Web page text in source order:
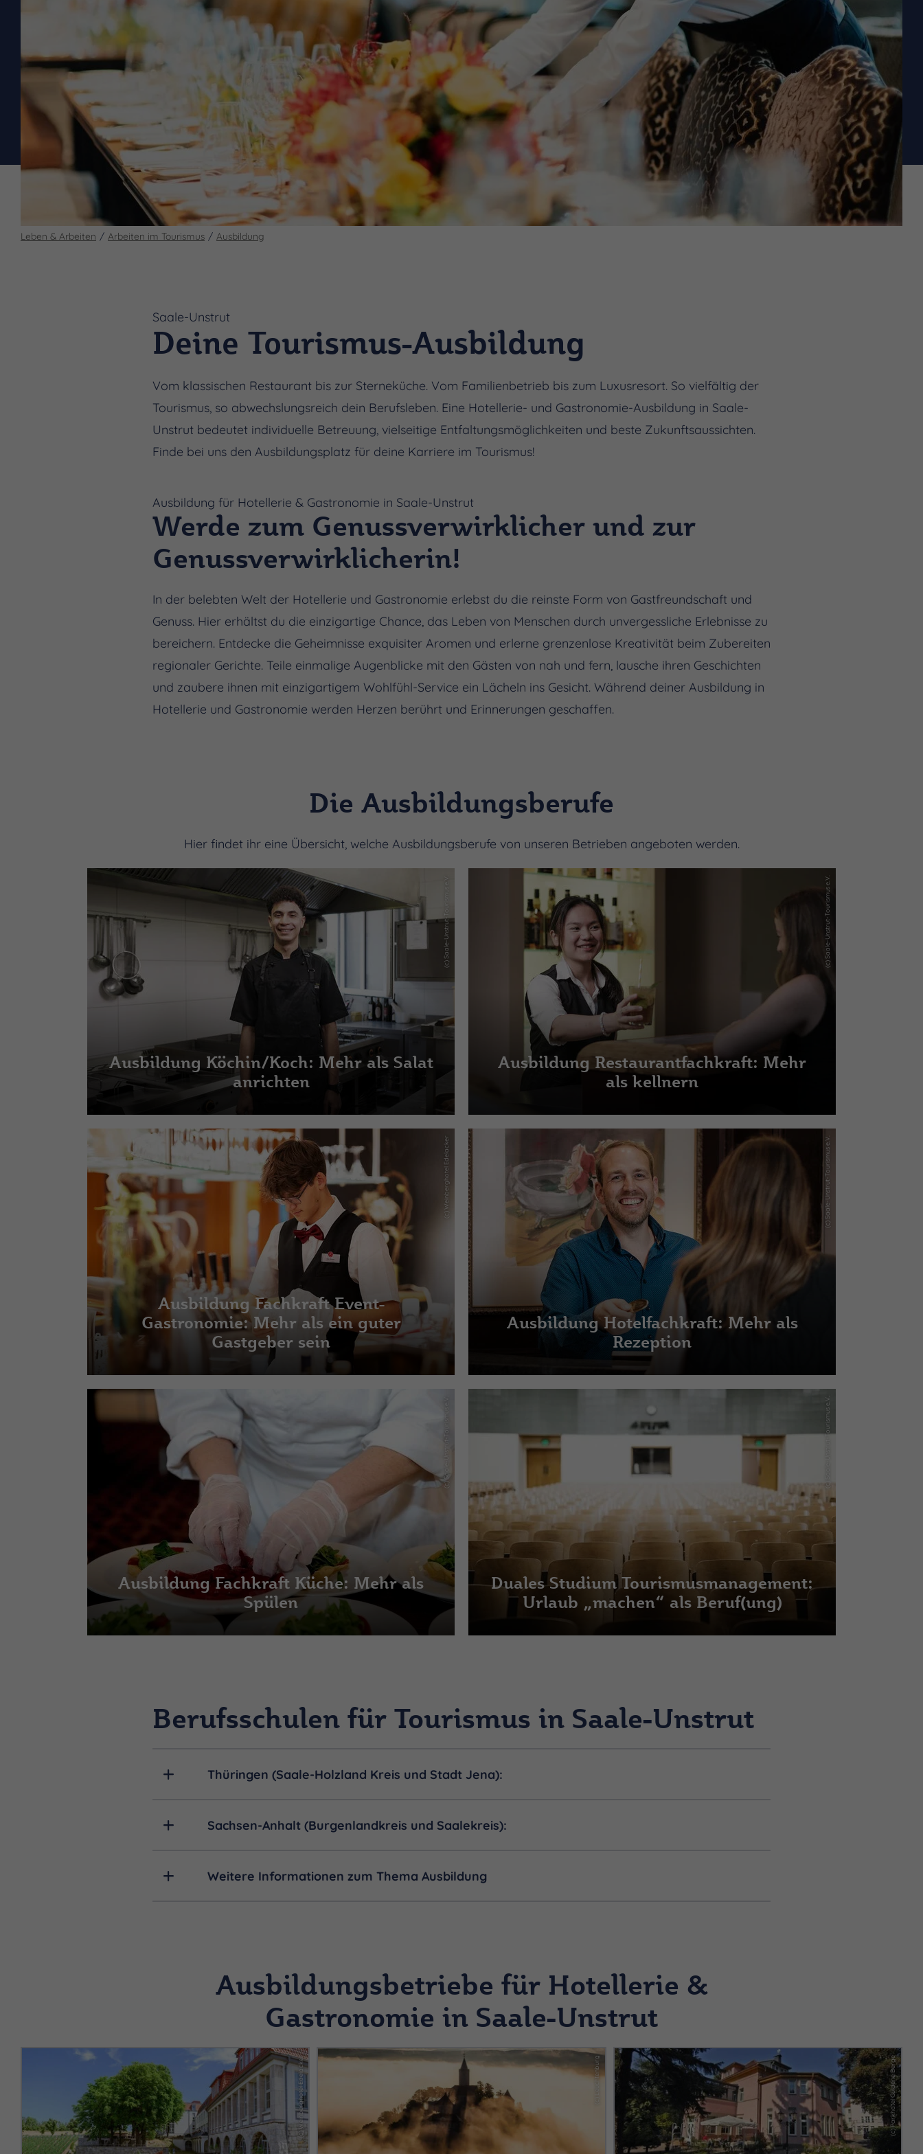
Leben & Arbeiten Arbeiten im Tourismus Ausbildung
Saale-Unstrut
Deine Tourismus-Ausbildung
Vom klassischen Restaurant bis zur Sterneküche. Vom Familienbetrieb bis zum Luxusresort. So vielfältig der
Tourismus, so abwechslungsreich dein Berufsleben. Eine Hotellerie- und Gastronomie-Ausbildung in Saale-
Unstrut bedeutet individuelle Betreuung, vielseitige Entfaltungsmöglichkeiten und beste Zukunftsaussichten.
Finde bei uns den Ausbildungsplatz für deine Karriere im Tourismus!
Ausbildung für Hotellerie & Gastronomie in Saale-Unstrut
Werde zum Genussverwirklicher und zur
Genussverwirklicherin!
In der belebten Welt der Hotellerie und Gastronomie erlebst du die reinste Form von Gastfreundschaft und
Genuss. Hier erhältst du die einzigartige Chance, das Leben von Menschen durch unvergessliche Erlebnisse zu
bereichern. Entdecke die Geheimnisse exquisiter Aromen und erlerne grenzenlose Kreativität beim Zubereiten
regionaler Gerichte. Teile einmalige Augenblicke mit den Gästen von nah und fern, lausche ihren Geschichten
und zaubere ihnen mit einzigartigem Wohlfühl-Service ein Lächeln ins Gesicht. Während deiner Ausbildung in
Hotellerie und Gastronomie werden Herzen berührt und Erinnerungen geschaffen.
Die Ausbildungsberufe
Hier findet ihr eine Übersicht, welche Ausbildungsberufe von unseren Betrieben angeboten werden.
(c) Saale-Unstrut-Tourismus e.V.
Ausbildung Köchin/Koch: Mehr als Salat
anrichten
(c) Saale-Unstrut-Tourismus e.V.
Ausbildung Restaurantfachkraft: Mehr
als kellnern
(c) Weinberghotel Edelacker
Ausbildung Fachkraft Event-
Gastronomie: Mehr als ein guter
Gastgeber sein
(c) Saale-Unstrut-Tourismus e.V.
Ausbildung Hotelfachkraft: Mehr als
Rezeption
(c) Saale-Unstrut-Tourismus e.V.
Ausbildung Fachkraft Küche: Mehr als
Spülen
(c) Saale-Unstrut-Tourismus e.V.
Duales Studium Tourismusmanagement:
Urlaub „machen“ als Beruf(ung)
Berufsschulen für Tourismus in Saale-Unstrut
Thüringen (Saale-Holzland Kreis und Stadt Jena):
Sachsen-Anhalt (Burgenlandkreis und Saalekreis):
Weitere Informationen zum Thema Ausbildung
Ausbildungsbetriebe für Hotellerie &
Gastronomie in Saale-Unstrut
(c) Weinberghotel Edelacker (c) Leuchtenburg (c) Parkhotel Güldene Berge